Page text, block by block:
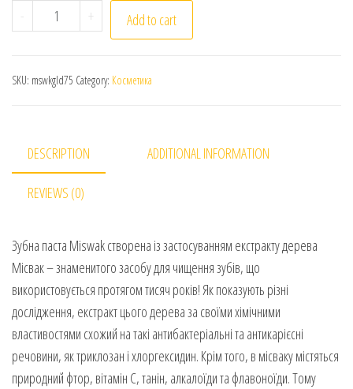
- Зубна паста Місвак Miswak Gold 75g quantity
+ Add to cart
SKU: mswkgld75 Category: Косметика
DESCRIPTION ADDITIONAL INFORMATION
REVIEWS (0)
Зубна паста Miswak створена із застосуванням екстракту дерева
Місвак – знаменитого засобу для чищення зубів, що
використовується протягом тисяч років! Як показують різні
дослідження, екстракт цього дерева за своїми хімічними
властивостями схожий на такі антибактеріальні та антикарієсні
речовини, як триклозан і хлоргексидин. Крім того, в місваку містяться
природний фтор, вітамін С, танін, алкалоїди та флавоноїди. Тому